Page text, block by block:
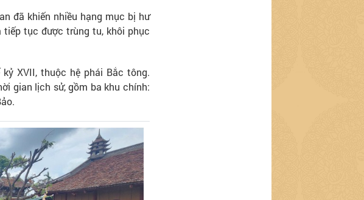
đã khiến nhiều hạng mục bị hư
tiếp tục được trùng tu, khôi phục
XVII, thuộc hệ phái Bắc tông.
gian lịch sử, gồm ba khu chính: